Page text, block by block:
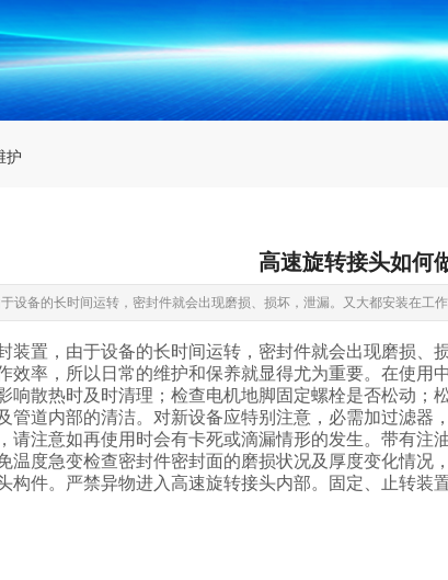
高速旋转接头如何
设备的长时间运转，密封件就会出现磨损、损坏，泄漏。又大都安装在工
装置，由于设备的长时间运转，密封件就会出现磨损
率，所以日常的维护和保养就显得尤为重要。在使用
散热时及时清理；检查电机地脚固定螺栓是否松动；
道内部的清洁。对新设备应特别注意，必需加过滤器
注意如再使用时会有卡死或滴漏情形的发生。带有注
温度急变检查密封件密封面的磨损状况及厚度变化情
件。严禁异物进入高速旋转接头内部。固定、止转装
护